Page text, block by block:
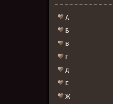
А
Б
В
Г
Д
Е
Ж